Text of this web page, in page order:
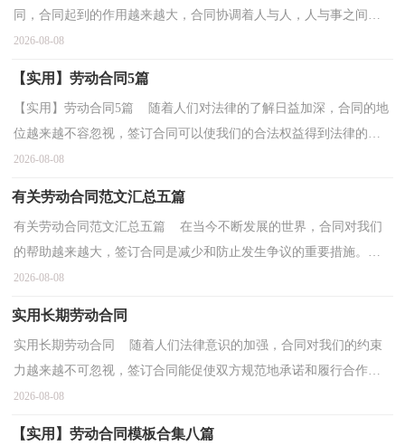
同，合同起到的作用越来越大，合同协调着人与人，人与事之间的
关系。那么大家知道正规的合同书怎么写吗？下面是小编...
2026-08-08
【实用】劳动合同5篇
【实用】劳动合同5篇 随着人们对法律的了解日益加深，合同的地
位越来越不容忽视，签订合同可以使我们的合法权益得到法律的保
障。那么大家知道合法的合同书怎么写吗？以下是小...
2026-08-08
有关劳动合同范文汇总五篇
有关劳动合同范文汇总五篇 在当今不断发展的世界，合同对我们
的帮助越来越大，签订合同是减少和防止发生争议的重要措施。那
么大家知道正规的合同书怎么写吗？下面是小编精心整...
2026-08-08
实用长期劳动合同
实用长期劳动合同 随着人们法律意识的加强，合同对我们的约束
力越来越不可忽视，签订合同能促使双方规范地承诺和履行合作。
合同有不同的类型，当然也有不同的目的，下面是小编收...
2026-08-08
【实用】劳动合同模板合集八篇